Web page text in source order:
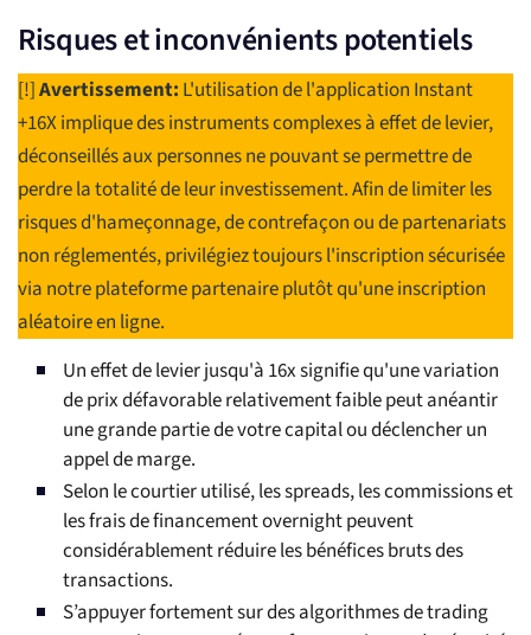
Risques et inconvénients potentiels
[!]Avertissement: L'utilisation de l'application Instant
+16X implique des instruments complexes à effet de levier,
déconseillés aux personnes ne pouvant se permettre de
perdre la totalité de leur investissement. Afin de limiter les
risques d'hameçonnage, de contrefaçon ou de partenariats
non réglementés, privilégiez toujours l'inscription sécurisée
via notre plateforme partenaire plutôt qu'une inscription
aléatoire en ligne.
Un effet de levier jusqu'à 16x signifie qu'une variation
de prix défavorable relativement faible peut anéantir
une grande partie de votre capital ou déclencher un
appel de marge.
Selon le courtier utilisé, les spreads, les commissions et
les frais de financement overnight peuvent
considérablement réduire les bénéfices bruts des
transactions.
S’appuyer fortement sur des algorithmes de trading